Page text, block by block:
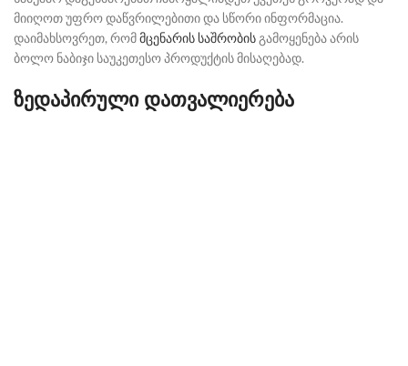
მიიღოთ უფრო დაწვრილებითი და სწორი ინფორმაცია.
დაიმახსოვრეთ, რომმცენარის საშრობისგამოყენება არის
ბოლო ნაბიჯი საუკეთესო პროდუქტის მისაღებად.
ზედაპირული დათვალიერება